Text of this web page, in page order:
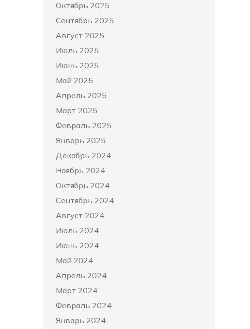
Октябрь 2025
Сентябрь 2025
Август 2025
Июль 2025
Июнь 2025
Май 2025
Апрель 2025
Март 2025
Февраль 2025
Январь 2025
Декабрь 2024
Ноябрь 2024
Октябрь 2024
Сентябрь 2024
Август 2024
Июль 2024
Июнь 2024
Май 2024
Апрель 2024
Март 2024
Февраль 2024
Январь 2024